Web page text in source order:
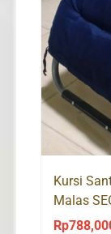
Kursi
Malas
Rp